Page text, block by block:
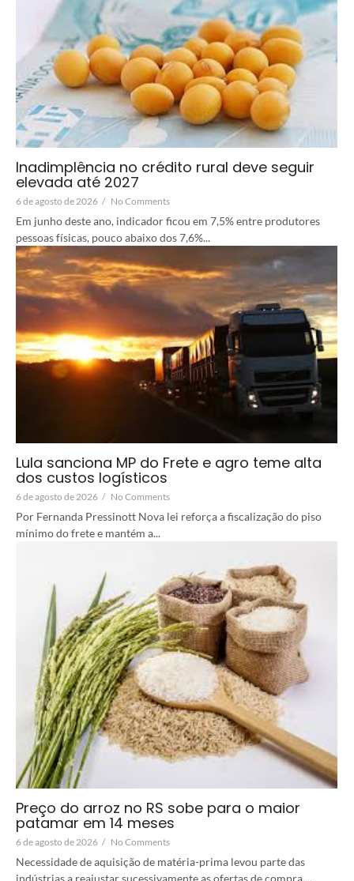
Inadimplência no crédito rural deve seguir
elevada até 2027
6 de agosto de 2026 / No Comments
Em junho deste ano, indicador ficou em 7,5% entre produtores
pessoas físicas, pouco abaixo dos 7,6%...
Lula sanciona MP do Frete e agro teme alta
dos custos logísticos
6 de agosto de 2026 / No Comments
Por Fernanda Pressinott Nova lei reforça a fiscalização do piso
mínimo do frete e mantém a...
Preço do arroz no RS sobe para o maior
patamar em 14 meses
6 de agosto de 2026 / No Comments
Necessidade de aquisição de matéria-prima levou parte das